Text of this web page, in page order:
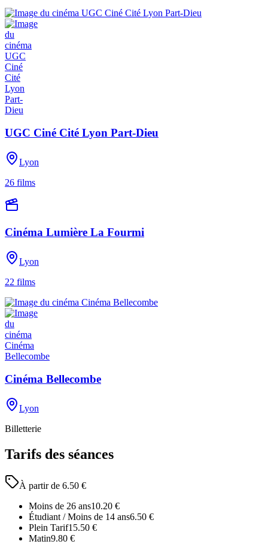
UGC Ciné Cité Lyon Part-Dieu
Lyon
26 films
Cinéma Lumière La Fourmi
Lyon
22 films
Cinéma Bellecombe
Lyon
Billetterie
Tarifs des séances
À partir de 6.50 €
Moins de 26 ans10.20 €
Étudiant / Moins de 14 ans6.50 €
Plein Tarif15.50 €
Matin9.80 €